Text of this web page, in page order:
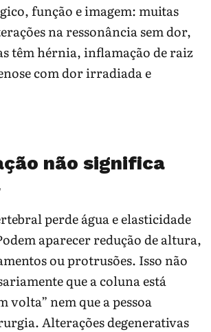
função e imagem: muitas
na ressonância sem dor,
têm hérnia, inflamação de raiz
com dor irradiada e
não significa
perde água e elasticidade
aparecer redução de altura,
ou protrusões. Isso não
que a coluna está
volta” nem que a pessoa
Alterações degenerativas